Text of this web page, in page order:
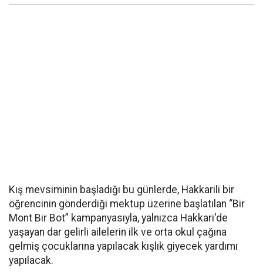
Kış mevsiminin başladığı bu günlerde, Hakkarili bir
öğrencinin gönderdiği mektup üzerine başlatılan “Bir
Mont Bir Bot” kampanyasıyla, yalnızca Hakkari'de
yaşayan dar gelirli ailelerin ilk ve orta okul çağına
gelmiş çocuklarına yapılacak kışlık giyecek yardımı
yapılacak.